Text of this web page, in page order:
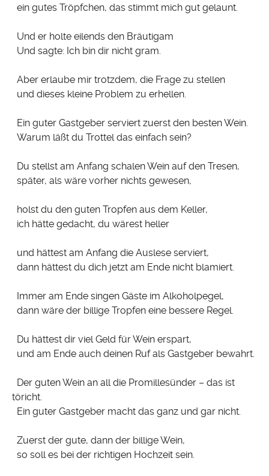
ein gutes Tröpfchen, das stimmt mich gut gelaunt.
Und er holte eilends den Bräutigam
Und sagte: Ich bin dir nicht gram.
Aber erlaube mir trotzdem, die Frage zu stellen
und dieses kleine Problem zu erhellen.
Ein guter Gastgeber serviert zuerst den besten Wein.
Warum läßt du Trottel das einfach sein?
Du stellst am Anfang schalen Wein auf den Tresen,
später, als wäre vorher nichts gewesen,
holst du den guten Tropfen aus dem Keller,
ich hätte gedacht, du wärest heller
und hättest am Anfang die Auslese serviert,
dann hättest du dich jetzt am Ende nicht blamiert.
Immer am Ende singen Gäste im Alkoholpegel,
dann wäre der billige Tropfen eine bessere Regel.
Du hättest dir viel Geld für Wein erspart,
und am Ende auch deinen Ruf als Gastgeber bewahrt.
Der guten Wein an all die Promillesünder – das ist
töricht.
Ein guter Gastgeber macht das ganz und gar nicht.
Zuerst der gute, dann der billige Wein,
so soll es bei der richtigen Hochzeit sein.